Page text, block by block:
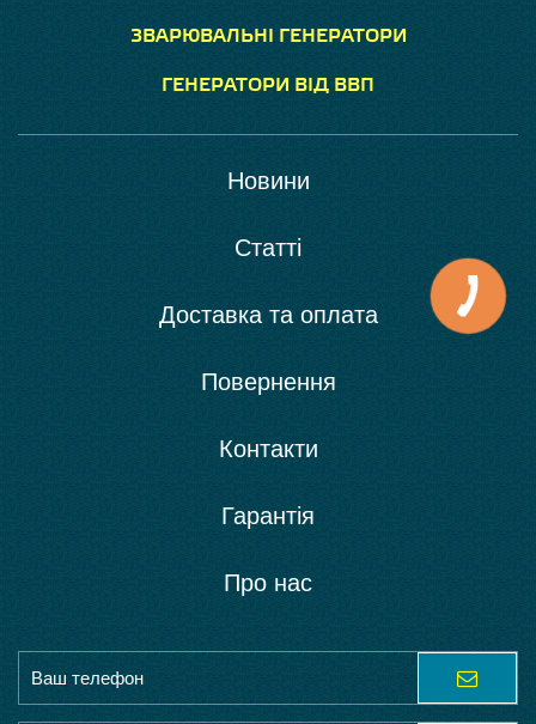
ЗВАРЮВАЛЬНІ ГЕНЕРАТОРИ
ГЕНЕРАТОРИ ВІД ВВП
Новини
Статті
Доставка та оплата
Повернення
Контакти
Гарантія
Про нас